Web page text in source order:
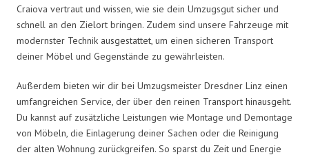
Craiova vertraut und wissen, wie sie dein Umzugsgut sicher und
schnell an den Zielort bringen. Zudem sind unsere Fahrzeuge mit
modernster Technik ausgestattet, um einen sicheren Transport
deiner Möbel und Gegenstände zu gewährleisten.
Außerdem bieten wir dir bei Umzugsmeister Dresdner Linz einen
umfangreichen Service, der über den reinen Transport hinausgeht.
Du kannst auf zusätzliche Leistungen wie Montage und Demontage
von Möbeln, die Einlagerung deiner Sachen oder die Reinigung
der alten Wohnung zurückgreifen. So sparst du Zeit und Energie